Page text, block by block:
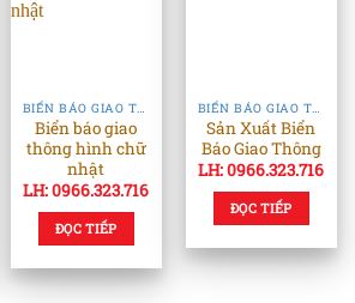
BIỂN BÁO GIAO THÔNG & GIÁ LONG MÔN
Biển báo giao
thông hình chữ
nhật
LH: 0966.323.716
ĐỌC TIẾP
BIỂN BÁO GIAO THÔNG & GIÁ LONG MÔN
Sản Xuất Biển
Báo Giao Thông
LH: 0966.323.716
ĐỌC TIẾP